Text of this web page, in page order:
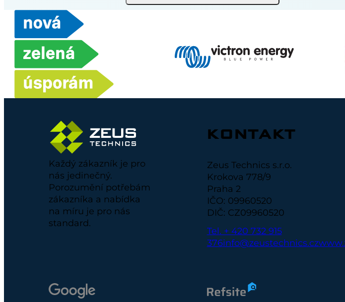
Každý zákazník je pro
nás jedinečný.
Porozumění potřebám
zákazníka a nabídka
na míru je pro nás
standard.
KONTAKT
Zeus Technics s.r.o.
Krokova 778/9
Praha 2
IČO: 09960520
DIČ: CZ09960520
Tel. + 420 732 915
376info@zeustechnics.cz